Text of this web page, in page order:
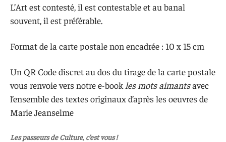
L’Art est contesté, il est contestable et au banal
souvent, il est préférable.
Format de la carte postale non encadrée : 10 x 15 cm
Un QR Code discret au dos du tirage de la carte postale
vous renvoie vers notre e-book les mots aimantsavec
l’ensemble des textes originaux d’après les oeuvres de
Marie Jeanselme
Les passeurs de Culture, c’est vous !